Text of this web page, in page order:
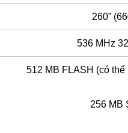
260”
536 MHz
512 MB FLASH (có
256 MB